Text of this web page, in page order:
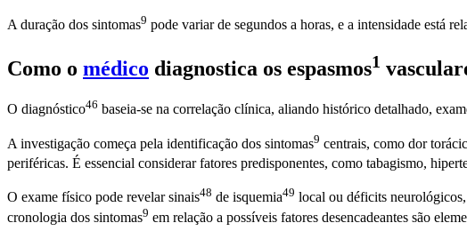
A duração dos sintomas9 pode variar de segundos a horas, e a intensidade está
Como o médico diagnostica os espasmos1
O diagnóstico46 baseia-se na correlação clínica, aliando histórico detalhado,
A investigação começa pela identificação dos sintomas9 centrais, como dor
periféricas. É essencial considerar fatores predisponentes, como tabagismo,
O exame físico pode revelarsinais48 de isquemia49 local ou déficits
cronologia dos sintomas9 em relação a possíveis fatores desencadeantes são